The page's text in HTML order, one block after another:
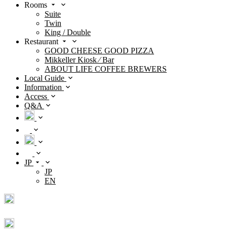
Rooms
Suite
Twin
King / Double
Restaurant
GOOD CHEESE GOOD PIZZA
Mikkeller Kiosk ⁄ Bar
ABOUT LIFE COFFEE BREWERS
Local Guide
Information
Access
Q&A
JP
JP
EN